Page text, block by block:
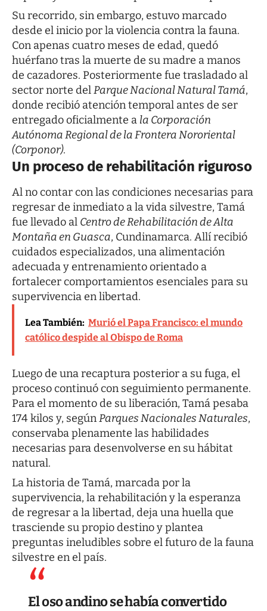
Su recorrido, sin embargo, estuvo marcado
desde el inicio por la violencia contra la fauna.
Con apenas cuatro meses de edad, quedó
huérfano tras la muerte de su madre a manos
de cazadores. Posteriormente fue trasladado al
sector norte delParque Nacional Natural Tamá,
donde recibió atención temporal antes de ser
entregado oficialmente a la Corporación
Autónoma Regional de la Frontera Nororiental
(Corponor).
Un proceso de rehabilitación riguroso
Al no contar con las condiciones necesarias para
regresar de inmediato a la vida silvestre, Tamá
fue llevado al Centro de Rehabilitación de Alta
Montaña en Guasca, Cundinamarca. Allí recibió
cuidados especializados, una alimentación
adecuada y entrenamiento orientado a
fortalecer comportamientos esenciales para su
supervivencia en libertad.
Lea También: Murió el Papa Francisco: el mundo
católico despide al Obispo de Roma
Luego de una recaptura posterior a su fuga, el
proceso continuó con seguimiento permanente.
Para el momento de su liberación, Tamá pesaba
174 kilos y, segúnParques Nacionales Naturales,
conservaba plenamente las habilidades
necesarias para desenvolverse en su hábitat
natural.
La historia de Tamá, marcada por la
supervivencia, la rehabilitación y la esperanza
de regresar a la libertad, deja una huella que
trasciende su propio destino y plantea
preguntas ineludibles sobre el futuro de la fauna
silvestre en el país.
El oso andino se había convertido